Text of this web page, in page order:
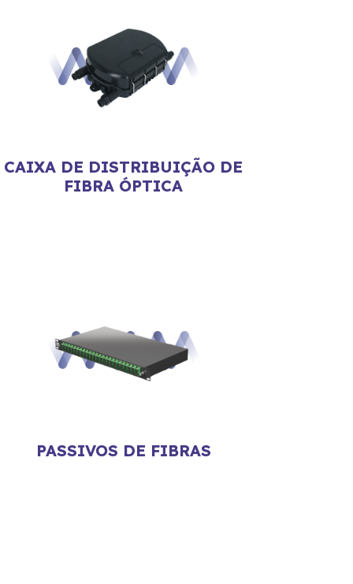
CAIXA DE DISTRIBUIÇÃO DE
FIBRA ÓPTICA
PASSIVOS DE FIBRAS